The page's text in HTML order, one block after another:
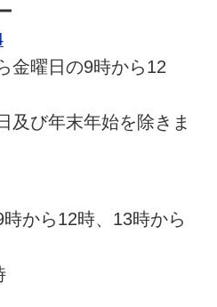
金曜日の9時から12
及び年末年始を除きま
から12時、13時から